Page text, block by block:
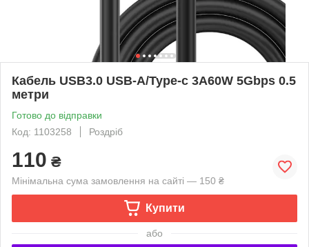
Кабель USB3.0 USB-A/Type-c 3A60W 5Gbps 0.5
метри
Готово до відправки
Код: 1103258
Роздріб
110 ₴
Мінімальна сума замовлення на сайті — 150 ₴
Купити
або